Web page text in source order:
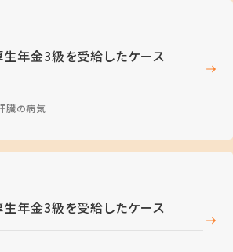
年金3級を受給したケース
臓の病気
年金3級を受給したケース